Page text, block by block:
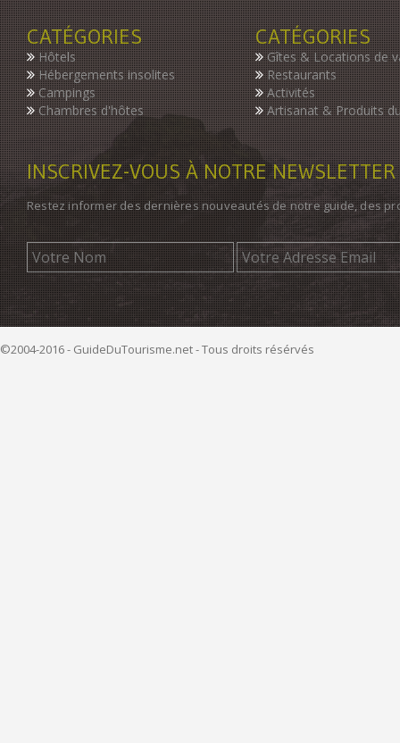
CATÉGORIES
Hôtels
Hébergements insolites
Campings
Chambres d'hôtes
CATÉGORIES
Gîtes & Locations de
Restaurants
Activités
Artisanat & Produits
INSCRIVEZ-VOUS À NOTRE NEWSLETTER
Restez informer des dernières nouveautés de notre guide, des
©2004-2016 - GuideDuTourisme.net - Tous droits résérvés